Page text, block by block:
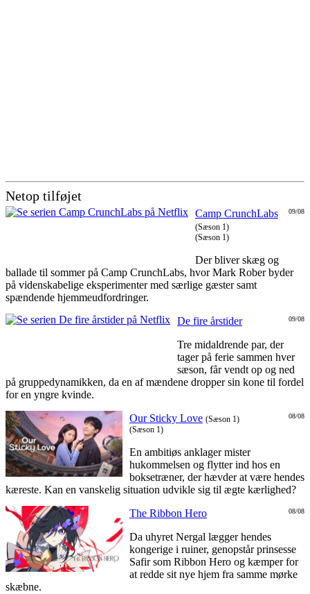
Netop tilføjet
09/08
Camp CrunchLabs
(Sæson 1)
(Sæson 1)
Der bliver skæg og
ballade til sommer på Camp CrunchLabs, hvor Mark Rober byder
på videnskabelige eksperimenter med særlige gæster samt
spændende hjemmeudfordringer.
09/08
De fire årstider
Tre midaldrende par, der
tager på ferie sammen hver
sæson, får vendt op og ned
på gruppedynamikken, da en af mændene dropper sin kone til fordel
for en yngre kvinde.
08/08
Our Sticky Love (Sæson 1)
(Sæson 1)
En ambitiøs anklager mister
hukommelsen og flytter ind hos en
boksetræner, der hævder at være hendes
kæreste. Kan en vanskelig situation udvikle sig til ægte kærlighed?
08/08
The Ribbon Hero
Da uhyret Nergal lægger hendes
kongerige i ruiner, genopstår prinsesse
Safir som Ribbon Hero og kæmper for
at redde sit nye hjem fra samme mørke
skæbne.